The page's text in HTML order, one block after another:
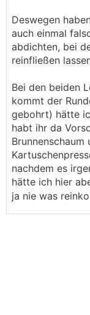
Deswegen
auch einmal
abdichten, bei
reinfließen
Bei den beiden
kommt der
gebohrt) hätte
habt ihr da
nachdem es
hätte ich hier
ja nie was